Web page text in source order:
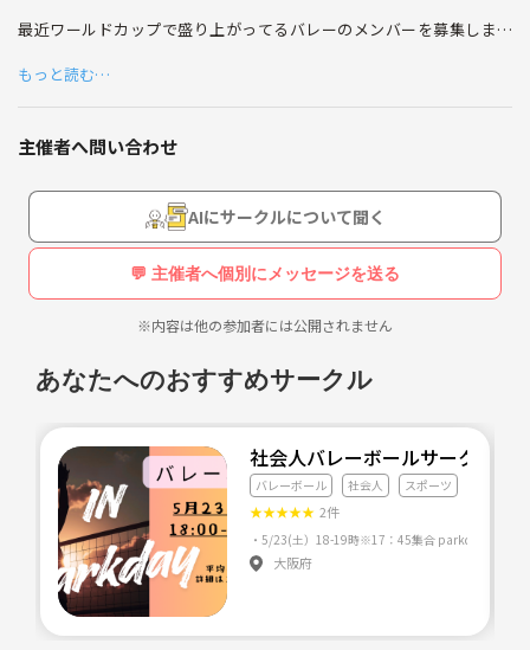
最近ワールドカップで盛り上がってるバレーのメンバーを募集します
運動不足解消にもなりますし日々の鬱憤とかをボールにぶつけてストレ
ス解消しましょう！！🔥🔥🔥
初めて参加される方のほとんどが次回も来たいとおっしゃってます！！
1人で参加される方も多いのでどなたでも楽しんでいただけます😁
最近テレビでみて始めた方もいらっしゃいます😎
もっと読む…
主催者へ問い合わせ
AIにサークルについて聞く
💬 主催者へ個別にメッセージを送る
※内容は他の参加者には公開されません
あなたへのおすすめサークル
社会人バレーボールサークル
バレーボール 社会人 スポーツ
★★★★★ 2件
大阪府